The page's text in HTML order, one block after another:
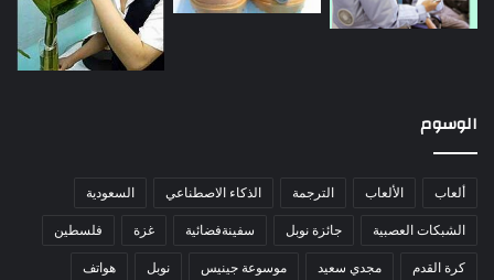
الوسوم
ألعاب الألعاب الترجمة الذكاء الاصطناعي السعودية
الشبكات العصبية جائزة نوبل سفينةفضائية غزة فلسطين
كرة القدم مجدي سعيد موسوعة جينيس نوبل هواتف